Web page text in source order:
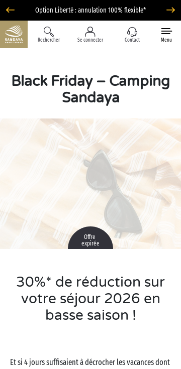
Option Liberté : annulation 100% flexible*
Rechercher Se connecter Contact Menu
Black Friday – Camping
Sandaya
Offre
expirée
30%* de réduction sur
votre séjour 2026 en
basse saison !
Et si 4 jours suffisaient à décrocher les vacances dont